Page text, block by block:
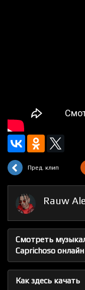
Пред. клип
Rauw
Смотреть
Caprichoso
Как здесь качать